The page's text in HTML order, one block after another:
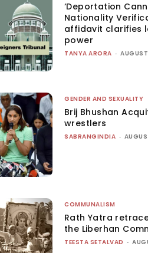
‘Deportation
Nationality
affidavit clarifies
power
TANYA ARORA -
GENDER AND SEXUALITY
Brij Bhushan
wrestlers
SABRANGINDIA -
COMMUNALISM
Rath Yatra
the Liberhan
TEESTA SETALVAD -